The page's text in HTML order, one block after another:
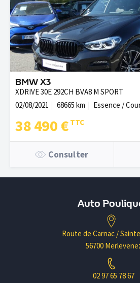
BMW X3
XDRIVE 30E 292CH BVA8 M SPORT
02/08/2021
68665 km Essence /
38 490 €
Consulter
Auto
Route de Carnac /
56700
02 97 65 78 67